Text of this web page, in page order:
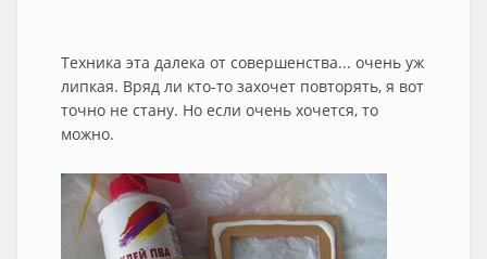
Техника эта далека от совершенства... очень уж
липкая. Вряд ли кто-то захочет повторять, я вот
точно не стану. Но если очень хочется, то
можно.